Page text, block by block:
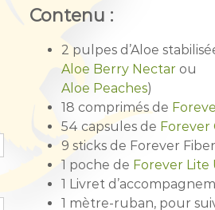
Contenu :
2 pulpes d’Aloe
Aloe Berry Nectar ou
Aloe Peaches)
18 comprimés de
54 capsules de Forever
9 sticks de Forever
1 poche de Forever
1 Livret
1 mètre-ruban, pour